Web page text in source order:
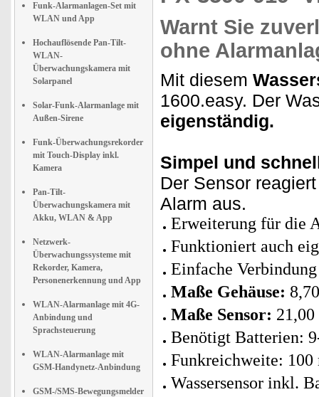
Funk-Alarmanlagen-Set mit
WLAN und App
Hochauflösende Pan-Tilt-
WLAN-
Überwachungskamera mit
Solarpanel
Solar-Funk-Alarmanlage mit
Außen-Sirene
Funk-Überwachungsrekorder
mit Touch-Display inkl.
Kamera
Pan-Tilt-
Überwachungskamera mit
Akku, WLAN & App
Netzwerk-
Überwachungssysteme mit
Rekorder, Kamera,
Personenerkennung und App
WLAN-Alarmanlage mit 4G-
Anbindung und
Sprachsteuerung
WLAN-Alarmanlage mit
GSM-Handynetz-Anbindung
GSM-/SMS-Bewegungsmelder
Warnt Sie
ohne
Mit diesem
1600.easy. Der
eigenständig.
Simpel und
Der Sensor
Alarm aus.
Erweiterung für die
Funktioniert auch
Einfache Verbindung
Maße Gehäuse:
Maße Sensor:
Benötigt Batterien:
Funkreichweite: 100
Wassersensor inkl.